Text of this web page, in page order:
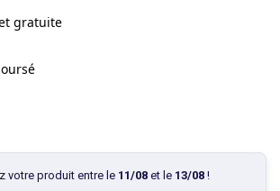
gratuite
votre produit entre le 11/08et le 13/08!